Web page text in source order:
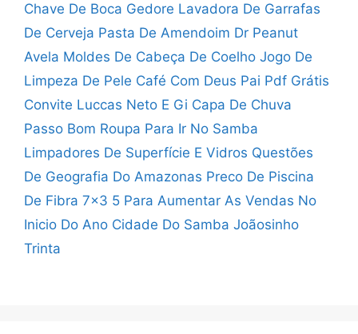
Chave De Boca Gedore Lavadora De Garrafas
De Cerveja Pasta De Amendoim Dr Peanut
Avela Moldes De Cabeça De Coelho Jogo De
Limpeza De Pele Café Com Deus Pai Pdf Grátis
Convite Luccas Neto E Gi Capa De Chuva
Passo Bom Roupa Para Ir No Samba
Limpadores De Superfície E Vidros Questões
De Geografia Do Amazonas Preco De Piscina
De Fibra 7x3 5 Para Aumentar As Vendas No
Inicio Do Ano Cidade Do Samba Joãosinho
Trinta